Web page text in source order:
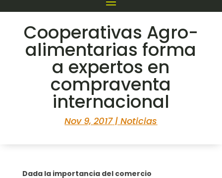
Cooperativas Agro-
alimentarias forma
a expertos en
compraventa
internacional
Nov 9, 2017|Noticias
Dada la importancia del comercio